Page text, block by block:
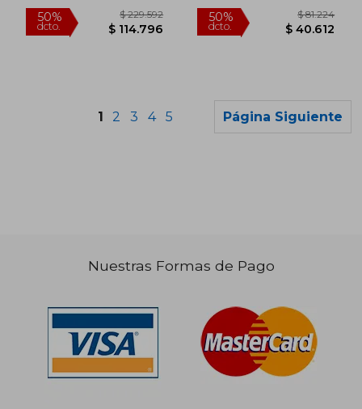
50%
dcto. $ 55.540
1 2 3 4 5 Página Siguiente
Nuestras Formas de Pago